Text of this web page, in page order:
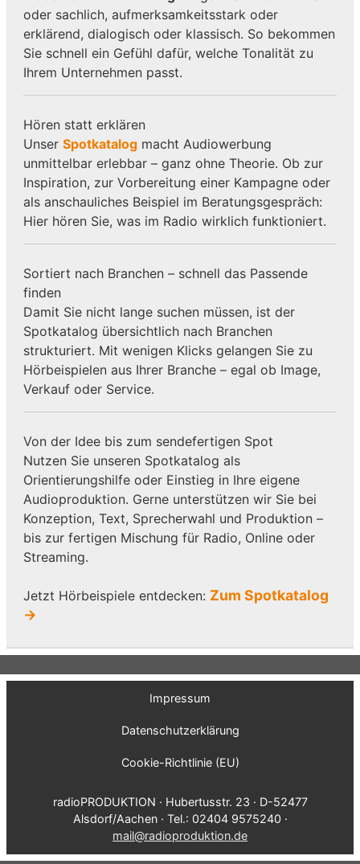
oder sachlich, aufmerksamkeitsstark oder
erklärend, dialogisch oder klassisch. So bekommen
Sie schnell ein Gefühl dafür, welche Tonalität zu
Ihrem Unternehmen passt.
Hören statt erklären
Unser Spotkatalogmacht Audiowerbung
unmittelbar erlebbar – ganz ohne Theorie. Ob zur
Inspiration, zur Vorbereitung einer Kampagne oder
als anschauliches Beispiel im Beratungsgespräch:
Hier hören Sie, was im Radio wirklich funktioniert.
Sortiert nach Branchen – schnell das Passende
finden
Damit Sie nicht lange suchen müssen, ist der
Spotkatalog übersichtlich nach Branchen
strukturiert. Mit wenigen Klicks gelangen Sie zu
Hörbeispielen aus Ihrer Branche – egal ob Image,
Verkauf oder Service.
Von der Idee bis zum sendefertigen Spot
Nutzen Sie unseren Spotkatalog als
Orientierungshilfe oder Einstieg in Ihre eigene
Audioproduktion. Gerne unterstützen wir Sie bei
Konzeption, Text, Sprecherwahl und Produktion –
bis zur fertigen Mischung für Radio, Online oder
Streaming.
Jetzt Hörbeispiele entdecken: Zum Spotkatalog
→
Impressum
Datenschutzerklärung
Cookie-Richtlinie (EU)
radioPRODUKTION · Hubertusstr. 23 · D-52477
Alsdorf/Aachen · Tel.: 02404 9575240 ·
mail@radioproduktion.de